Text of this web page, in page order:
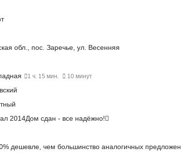
обл., пос. Заречье, ул. Весенняя
1 ч. 15 мин. 10 минут
2014Дом сдан - все надёжно!
дешевле, чем большинство аналогичных